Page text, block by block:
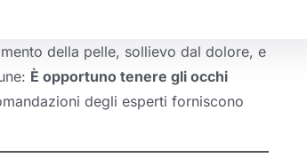
della pelle, sollievo dal dolore, e
È opportuno tenere gli occhi
degli esperti forniscono